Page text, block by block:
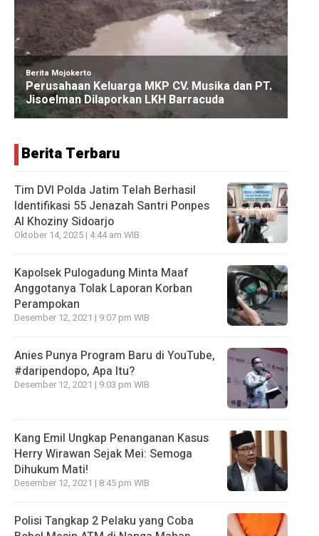
Berita Terbaru
Tim DVI Polda Jatim Telah Berhasil
Identifikasi 55 Jenazah Santri Ponpes
Al Khoziny Sidoarjo
Oktober 14, 2025 | 4:44 am WIB
Kapolsek Pulogadung Minta Maaf
Anggotanya Tolak Laporan Korban
Perampokan
Desember 12, 2021 | 9:07 pm WIB
Anies Punya Program Baru di YouTube,
#daripendopo, Apa Itu?
Desember 12, 2021 | 9:03 pm WIB
Kang Emil Ungkap Penanganan Kasus
Herry Wirawan Sejak Mei: Semoga
Dihukum Mati!
Desember 12, 2021 | 8:45 pm WIB
Polisi Tangkap 2 Pelaku yang Coba